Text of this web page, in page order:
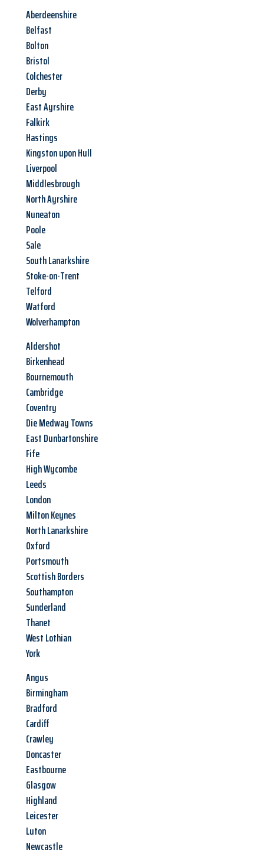
Aberdeenshire
Belfast
Bolton
Bristol
Colchester
Derby
East Ayrshire
Falkirk
Hastings
Kingston upon Hull
Liverpool
Middlesbrough
North Ayrshire
Nuneaton
Poole
Sale
South Lanarkshire
Stoke-on-Trent
Telford
Watford
Wolverhampton
Aldershot
Birkenhead
Bournemouth
Cambridge
Coventry
Die Medway Towns
East Dunbartonshire
Fife
High Wycombe
Leeds
London
Milton Keynes
North Lanarkshire
Oxford
Portsmouth
Scottish Borders
Southampton
Sunderland
Thanet
West Lothian
York
Angus
Birmingham
Bradford
Cardiff
Crawley
Doncaster
Eastbourne
Glasgow
Highland
Leicester
Luton
Newcastle